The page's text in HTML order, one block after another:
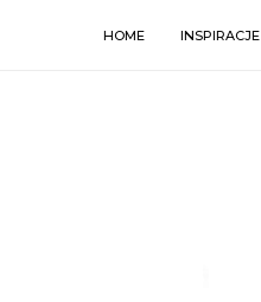
HOME INSPIRACJE